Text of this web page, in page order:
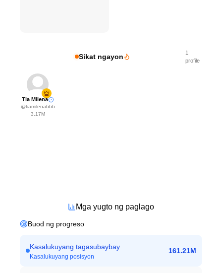
Sikat ngayon
1
profile
Tia Milena
@tiamilenabbb
3.17M
Mga yugto ng paglago
Buod ng progreso
Kasalukuyang tagasubaybay
Kasalukuyang posisyon
161.21M